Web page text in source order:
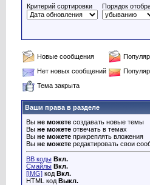
Критерий сортировки
Порядок
Новые сообщения
Нет новых сообщений
Тема закрыта
Ваши права в разделе
Вы не можете создавать новые темы
Вы не можете отвечать в темах
Вы не можете прикреплять вложения
Вы не можете редактировать свои
BB коды Вкл.
Смайлы Вкл.
[IMG] код Вкл.
HTML код Выкл.